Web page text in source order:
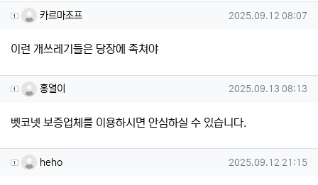
카르마조프님의 댓글
카르마조프 작성일
2025.09.12 08:07
이런 개쓰레기들은 당장에 족쳐야
홍열이님의 댓글
홍열이 작성일
2025.09.13 08:13
벳코넷 보증업체를 이용하시면 안심하실 수 있습니다.
heho님의 댓글
heho 작성일
2025.09.12 21:15